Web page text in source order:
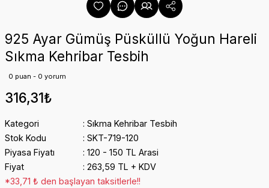
925 Ayar Gümüş Püsküllü Yoğun Hareli
Sıkma Kehribar Tesbih
0 puan - 0 yorum
316,31₺
Kategori
Sıkma Kehribar Tesbih
Stok Kodu
SKT-719-120
Piyasa Fiyatı
120 - 150 TL Arasi
Fiyat
263,59 TL + KDV
*33,71 ₺ den başlayan taksitlerle!!